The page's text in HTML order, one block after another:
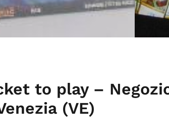
to play –
(VE)